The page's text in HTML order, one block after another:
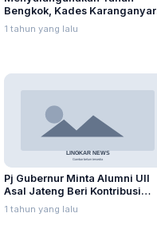
Bengkok, Kades Karanganyar
Ditangkap Kejari
1 tahun yang lalu
Pj Gubernur Minta Alumni UII
Asal Jateng Beri Kontribusi
dalam Pembangunan Daerah
1 tahun yang lalu